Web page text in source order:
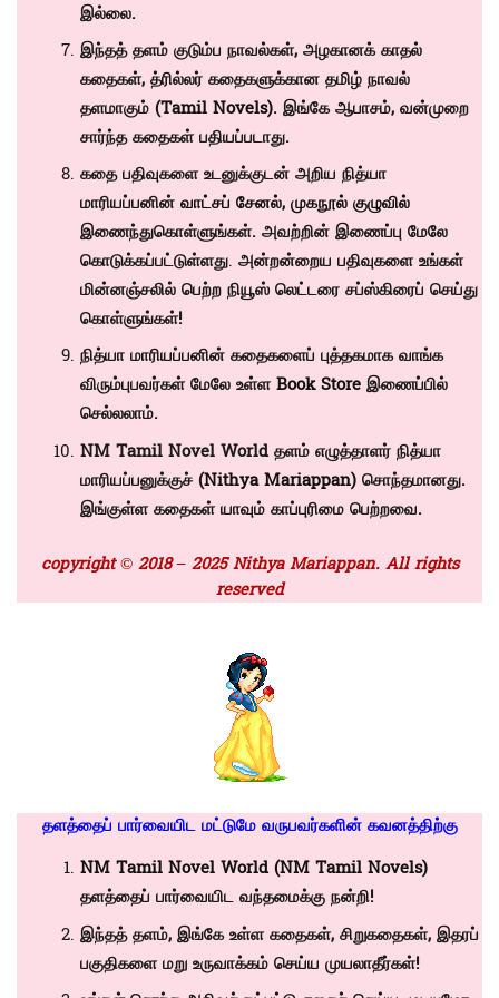
இல்லை.
இந்தத் தளம் குடும்ப நாவல்கள், அழகானக் காதல்
கதைகள், த்ரில்லர் கதைகளுக்கான தமிழ் நாவல்
தளமாகும் (Tamil Novels). இங்கே ஆபாசம், வன்முறை
சார்ந்த கதைகள் பதியப்படாது.
கதை பதிவுகளை உடனுக்குடன் அறிய நித்யா
மாரியப்பனின்வாட்சப் சேனல்,முகநூல் குழுவில்
இணைந்துகொள்ளுங்கள். அவற்றின் இணைப்பு மேலே
கொடுக்கப்பட்டுள்ளது. அன்றன்றைய பதிவுகளை உங்கள்
மின்னஞ்சலில் பெற்ற நியூஸ் லெட்டரை சப்ஸ்கிரைப் செய்து
கொள்ளுங்கள்!
நித்யா மாரியப்பனின் கதைகளைப் புத்தகமாக வாங்க
விரும்புபவர்கள் மேலே உள்ளBook Storeஇணைப்பில்
செல்லலாம்.
NM Tamil Novel World தளம் எழுத்தாளர் நித்யா
மாரியப்பனுக்குச் (Nithya Mariappan)சொந்தமானது.
இங்குள்ள கதைகள் யாவும் காப்புரிமை பெற்றவை.
copyright © 2018 – 2025 Nithya Mariappan. All rights
reserved
தளத்தைப் பார்வையிட மட்டுமே வருபவர்களின் கவனத்திற்கு
NM Tamil Novel World (NM Tamil Novels)
தளத்தைப் பார்வையிட வந்தமைக்கு நன்றி!
இந்தத் தளம், இங்கே உள்ள கதைகள், சிறுகதைகள், இதரப்
பகுதிகளை மறு உருவாக்கம் செய்ய முயலாதீர்கள்!